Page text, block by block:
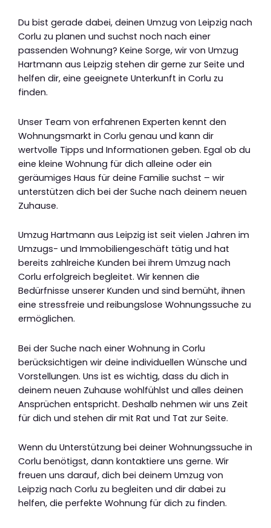
Du bist gerade dabei, deinen Umzug von Leipzig nach
Corlu zu planen und suchst noch nach einer
passenden Wohnung? Keine Sorge, wir von Umzug
Hartmann aus Leipzig stehen dir gerne zur Seite und
helfen dir, eine geeignete Unterkunft in Corlu zu
finden.
Unser Team von erfahrenen Experten kennt den
Wohnungsmarkt in Corlu genau und kann dir
wertvolle Tipps und Informationen geben. Egal ob du
eine kleine Wohnung für dich alleine oder ein
geräumiges Haus für deine Familie suchst – wir
unterstützen dich bei der Suche nach deinem neuen
Zuhause.
Umzug Hartmann aus Leipzig ist seit vielen Jahren im
Umzugs- und Immobiliengeschäft tätig und hat
bereits zahlreiche Kunden bei ihrem Umzug nach
Corlu erfolgreich begleitet. Wir kennen die
Bedürfnisse unserer Kunden und sind bemüht, ihnen
eine stressfreie und reibungslose Wohnungssuche zu
ermöglichen.
Bei der Suche nach einer Wohnung in Corlu
berücksichtigen wir deine individuellen Wünsche und
Vorstellungen. Uns ist es wichtig, dass du dich in
deinem neuen Zuhause wohlfühlst und alles deinen
Ansprüchen entspricht. Deshalb nehmen wir uns Zeit
für dich und stehen dir mit Rat und Tat zur Seite.
Wenn du Unterstützung bei deiner Wohnungssuche in
Corlu benötigst, dann kontaktiere uns gerne. Wir
freuen uns darauf, dich bei deinem Umzug von
Leipzig nach Corlu zu begleiten und dir dabei zu
helfen, die perfekte Wohnung für dich zu finden.